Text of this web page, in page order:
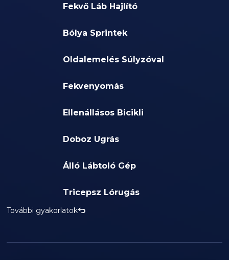
Fekvő Láb Hajlító
Bólya Sprintek
Oldalemelés Súlyzóval
Fekvenyomás
Ellenállásos Bicikli
Doboz Ugrás
Álló Lábtoló Gép
Tricepsz Lórugás
További gyakorlatok